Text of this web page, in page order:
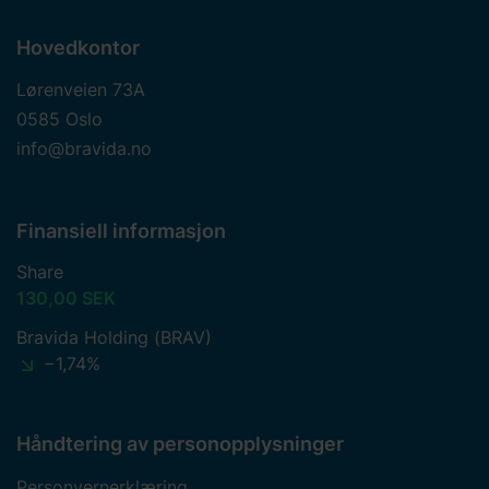
Hovedkontor
Lørenveien 73A
0585 Oslo
info@bravida.no
Finansiell informasjon
Share
130,00 SEK
Bravida Holding (BRAV)
−1,74%
Håndtering av personopplysninger